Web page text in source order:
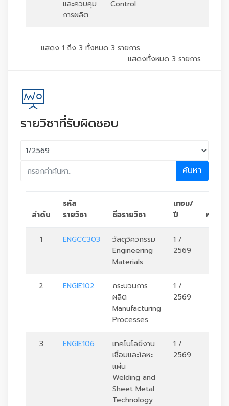
และควบคุม
การผลิต
Control
แสดง 1 ถึง 3 ทั้งหมด 3 รายการ
แสดงทั้งหมด 3 รายการ
รายวิชาที่รับผิดชอบ
ค้นหา
ลำดับ
รหัส
รายวิชา
ชื่อรายวิชา
เทอม/
ปี
หน่วย
1 ENGCC303
วัสดุวิศวกรรม
Engineering
Materials
1 /
2569
2 ENGIE102
กระบวนการ
ผลิต
Manufacturing
Processes
1 /
2569
3 ENGIE106
เทคโนโลยีงาน
เชื่อมและโลหะ
แผ่น
Welding and
Sheet Metal
Technology
1 /
2569